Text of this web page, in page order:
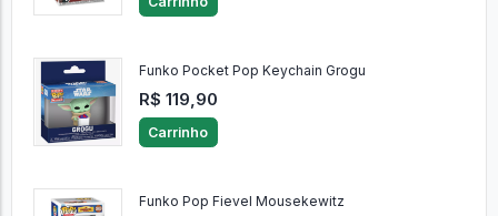
Funko Pocket Pop Keychain Grogu
R$ 119,90
Carrinho
Funko Pop Fievel Mousekewitz